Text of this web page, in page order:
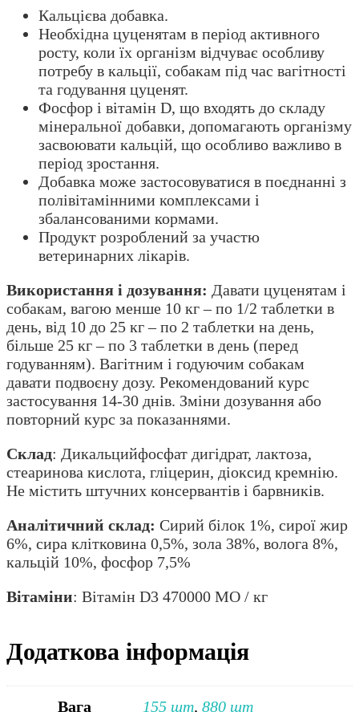
Кальцієва добавка.
Необхідна цуценятам в період активного
росту, коли їх організм відчуває особливу
потребу в кальції, собакам під час вагітності
та годування цуценят.
Фосфор і вітамін D, що входять до складу
мінеральної добавки, допомагають організму
засвоювати кальцій, що особливо важливо в
період зростання.
Добавка може застосовуватися в поєднанні з
полівітамінними комплексами і
збалансованими кормами.
Продукт розроблений за участю
ветеринарних лікарів.
Використання і дозування: Давати цуценятам і
собакам, вагою менше 10 кг – по 1/2 таблетки в
день, від 10 до 25 кг – по 2 таблетки на день,
більше 25 кг – по 3 таблетки в день (перед
годуванням). Вагітним і годуючим собакам
давати подвоєну дозу. Рекомендований курс
застосування 14-30 днів. Зміни дозування або
повторний курс за показаннями.
Склад: Дикальцийфосфат дигідрат, лактоза,
стеаринова кислота, гліцерин, діоксид кремнію.
Не містить штучних консервантів і барвників.
Аналітичний склад: Сирий білок 1%, сирої жир
6%, сира клітковина 0,5%, зола 38%, волога 8%,
кальцій 10%, фосфор 7,5%
Вітаміни: Вітамін D3 470000 МО / кг
Додаткова інформація
Вага 155 шт, 880 шт